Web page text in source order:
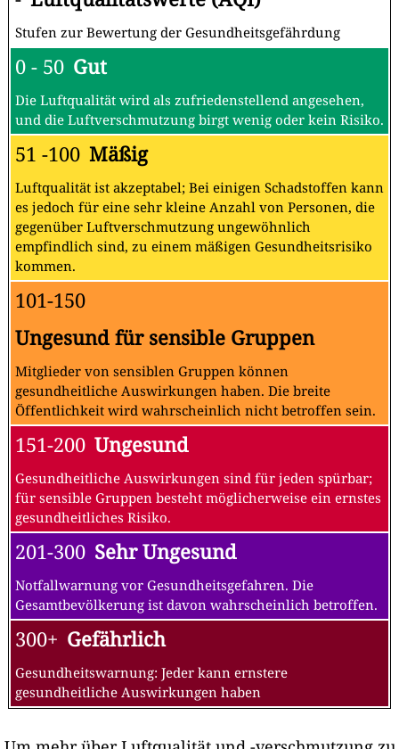
Stufen zur Bewertung der Gesundheitsgefährdung
0 - 50 Gut
Die Luftqualität wird als zufriedenstellend angesehen,
und die Luftverschmutzung birgt wenig oder kein Risiko.
51 -100 Mäßig
Luftqualität ist akzeptabel; Bei einigen Schadstoffen kann
es jedoch für eine sehr kleine Anzahl von Personen, die
gegenüber Luftverschmutzung ungewöhnlich
empfindlich sind, zu einem mäßigen Gesundheitsrisiko
kommen.
101-150
Ungesund für sensible Gruppen
Mitglieder von sensiblen Gruppen können
gesundheitliche Auswirkungen haben. Die breite
Öffentlichkeit wird wahrscheinlich nicht betroffen sein.
151-200 Ungesund
Gesundheitliche Auswirkungen sind für jeden spürbar;
für sensible Gruppen besteht möglicherweise ein ernstes
gesundheitliches Risiko.
201-300 Sehr Ungesund
Notfallwarnung vor Gesundheitsgefahren. Die
Gesamtbevölkerung ist davon wahrscheinlich betroffen.
300+ Gefährlich
Gesundheitswarnung: Jeder kann ernstere
gesundheitliche Auswirkungen haben